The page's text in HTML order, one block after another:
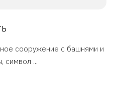
сооружение с башнями и
символ ...